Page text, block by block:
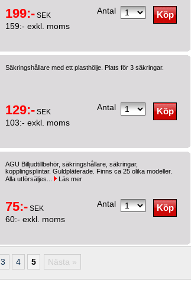
199:- SEK
159:- exkl. moms
Antal
Säkringshållare med ett plasthölje. Plats för 3 säkringar.
129:- SEK
103:- exkl. moms
Antal
AGU Billjudtillbehör, säkringshållare, säkringar,
kopplingsplintar. Guldpläterade. Finns ca 25 olika modeller.
Alla utförsäljes...
Läs mer
75:- SEK
60:- exkl. moms
Antal
3 4 5 Nästa »